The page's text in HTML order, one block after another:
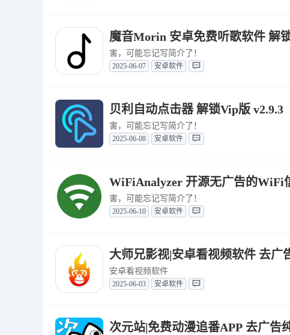
魔音Morin 安卓免费听歌软件 解
害，可能忘记写简介了！
2025-06-07 安卓软件
贝利自动点击器 解锁Vip版 v2.9.3
害，可能忘记写简介了！
2025-06-08 安卓软件
WiFiAnalyzer 开源无广告的WiFi
害，可能忘记写简介了！
2025-06-10 安卓软件
大师兄影视|安卓看视频软件 去广
安卓看视频软件
2025-06-03 安卓软件
次元站|免费动漫追番APP 去广告